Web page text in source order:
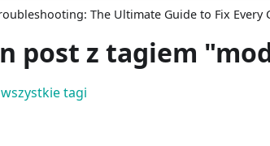
The Ultimate Guide to Fix Every
post z tagiem
tagi